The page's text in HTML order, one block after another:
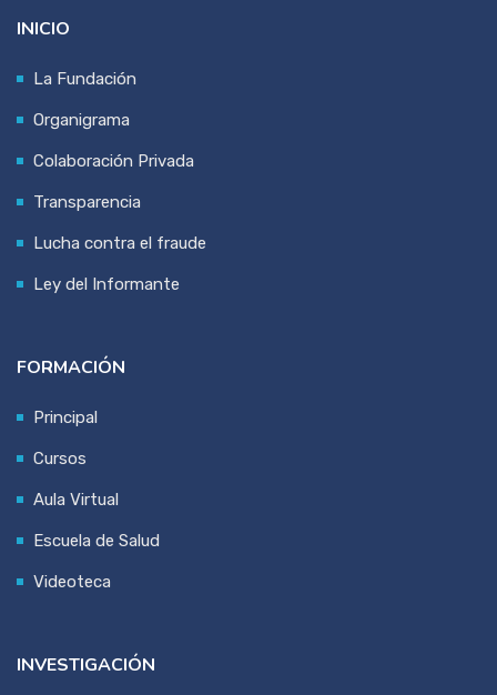
INICIO
La Fundación
Organigrama
Colaboración Privada
Transparencia
Lucha contra el fraude
Ley del Informante
FORMACIÓN
Principal
Cursos
Aula Virtual
Escuela de Salud
Videoteca
INVESTIGACIÓN